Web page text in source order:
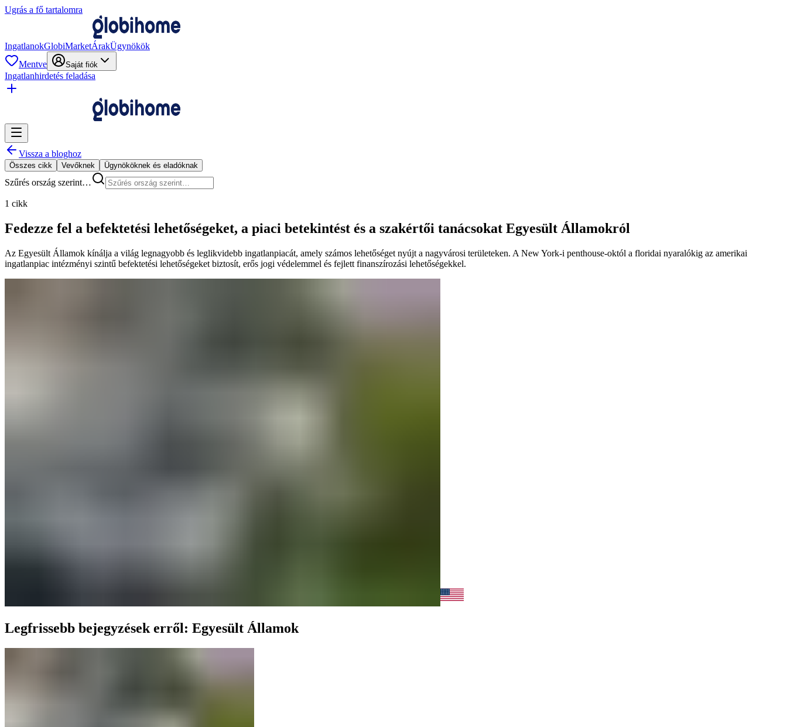
Ugrás a fő tartalomra
IngatlanokGlobiMarketÁrakÜgynökök
Mentve
Saját fiók
Ingatlanhirdetés feladása
Vissza a bloghoz
Összes cikk Vevőknek Ügynököknek és eladóknak
Szűrés ország szerint…
1 cikk
Fedezze fel a befektetési lehetőségeket, a piaci betekintést és a szakértői tanácsokat Egyesült Államokról
Az Egyesült Államok kínálja a világ legnagyobb és leglikvidebb ingatlanpiacát, amely számos lehetőséget nyújt a nagyvárosi területeken. A New York-i penthouse-októl a floridai nyaralókig az amerikai
ingatlanpiac intézményi szintű befektetési lehetőségeket biztosít, erős jogi védelemmel és fejlett finanszírozási lehetőségekkel.
Legfrissebb bejegyzések erről: Egyesült Államok